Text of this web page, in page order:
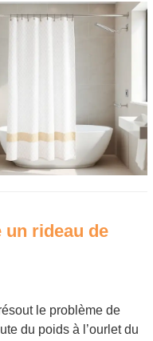
un rideau de
le problème de
du poids à l’ourlet du